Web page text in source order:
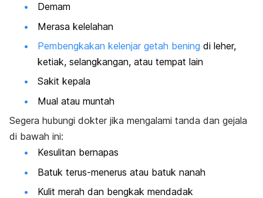
Demam
Merasa kelelahan
Pembengkakan kelenjar getah bening di leher,
ketiak, selangkangan, atau tempat lain
Sakit kepala
Mual atau muntah
Segera hubungi dokter jika mengalami tanda dan gejala
di bawah ini:
Kesulitan bernapas
Batuk terus-menerus atau batuk nanah
Kulit merah dan bengkak mendadak